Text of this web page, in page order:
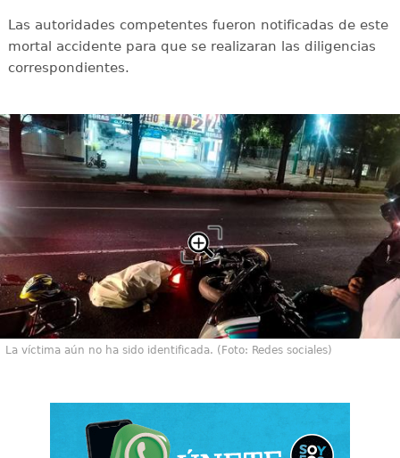
Las autoridades competentes fueron notificadas de este
mortal accidente para que se realizaran las diligencias
correspondientes.
La víctima aún no ha sido identificada. (Foto: Redes sociales)